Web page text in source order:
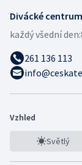
Divácké centrum
každý všední den:
261 136 113
Vzhled
Světlý